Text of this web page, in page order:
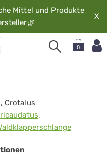
Mittel und Produkte
🌿
X
0
, Crotalus
,